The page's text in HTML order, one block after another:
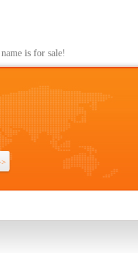
is for sale!